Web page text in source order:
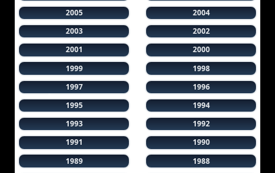
2005
2004
2003
2002
2001
2000
1999
1998
1997
1996
1995
1994
1993
1992
1991
1990
1989
1988